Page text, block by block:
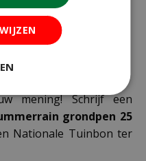
"Summerrain
mening! Schrijf een
grondpen 25
Nationale Tuinbon ter